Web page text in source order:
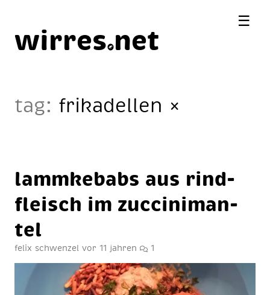
wirres net
tag: frikadellen ×
lamm­kebabs aus rind­
fleisch im zuc­ci­ni­man­
tel
felix schwenzel vor 11 jahren 1
☰